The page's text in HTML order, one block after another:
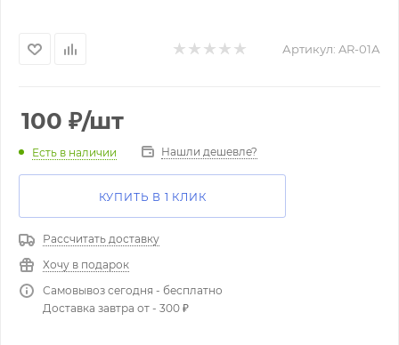
Артикул: AR-01А
100 ₽/шт
Есть в наличии Нашли дешевле?
КУПИТЬ В 1 КЛИК
Рассчитать доставку
Хочу в подарок
Самовывоз сегодня - бесплатно
Доставка завтра от - 300 ₽